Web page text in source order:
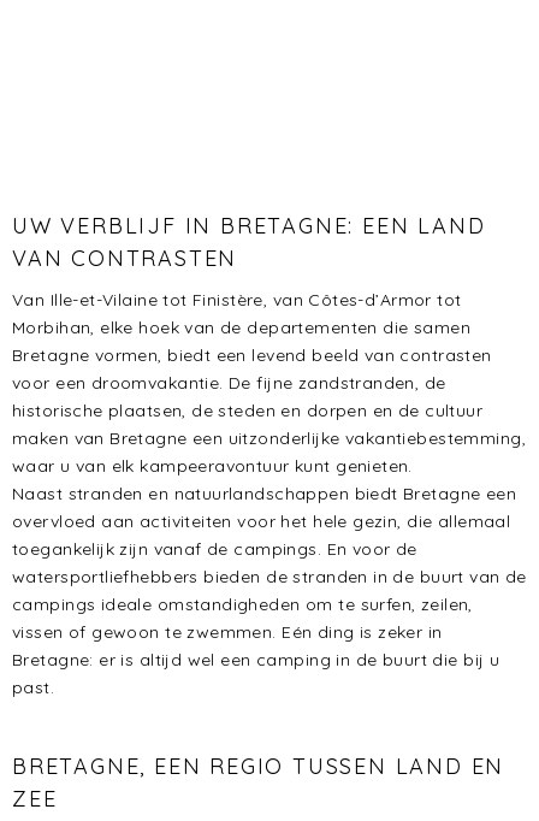
UW VERBLIJF IN BRETAGNE: EEN LAND
VAN CONTRASTEN
Van Ille-et-Vilaine tot Finistère, van Côtes-d’Armor tot
Morbihan, elke hoek van de departementen die samen
Bretagne vormen, biedt een levend beeld van contrasten
voor een droomvakantie. De fijne zandstranden, de
historische plaatsen, de steden en dorpen en de cultuur
maken van Bretagne een uitzonderlijke vakantiebestemming,
waar u van elk kampeeravontuur kunt genieten.
Naast stranden en natuurlandschappen biedt Bretagne een
overvloed aan activiteiten voor het hele gezin, die allemaal
toegankelijk zijn vanaf de campings. En voor de
watersportliefhebbers bieden de stranden in de buurt van de
campings ideale omstandigheden om te surfen, zeilen,
vissen of gewoon te zwemmen. Eén ding is zeker in
Bretagne: er is altijd wel een camping in de buurt die bij u
past.
BRETAGNE, EEN REGIO TUSSEN LAND EN
ZEE